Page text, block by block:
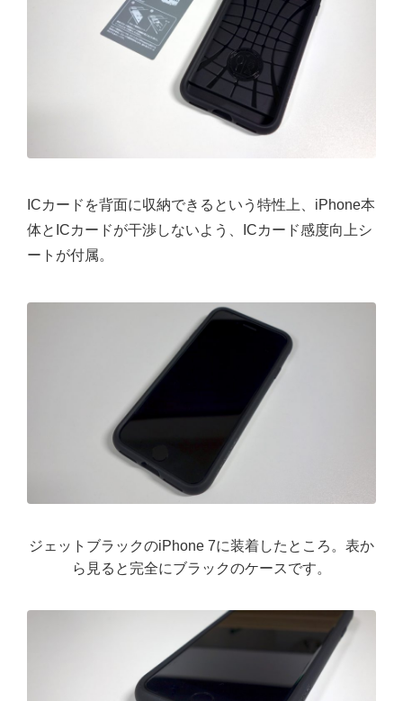
ICカードを背面に収納できるという特性上、iPhone本
体とICカードが干渉しないよう、ICカード感度向上シ
ートが付属。
ジェットブラックのiPhone 7に装着したところ。表か
ら見ると完全にブラックのケースです。